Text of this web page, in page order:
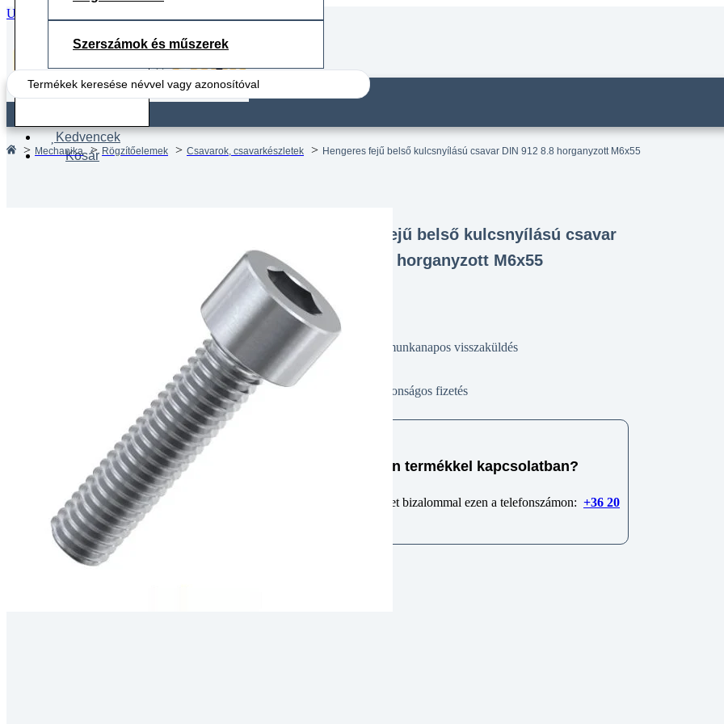
Ugrás a fő tartalomhoz
Search
...
Kedvencek
Kosár
Szerszámok és műszerek
Mechanika Rögzítőelemek Csavarok, csavarkészletek Hengeres fejű belső kulcsnyílású csavar DIN 912 8.8 horganyzott M6x55
Hengeres fejű belső kulcsnyílású csavar
DIN 912 8.8 horganyzott M6x55
14 munkanapos visszaküldés
Biztonságos fizetés
Kérdése van termékkel kapcsolatban?
Keressen minket bizalommal ezen a telefonszámon: +36 20